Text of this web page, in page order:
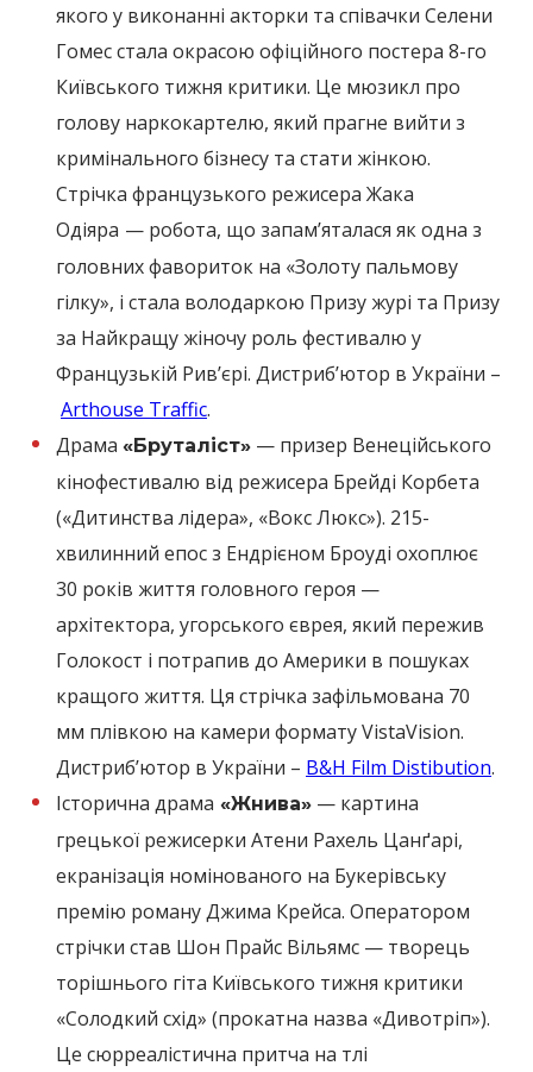
якого у виконанні акторки та співачки Селени
Гомес стала окрасою офіційного постера 8-го
Київського тижня критики. Це мюзикл про
голову наркокартелю, який прагне вийти з
кримінального бізнесу та стати жінкою.
Стрічка французького режисера Жака
Одіяра — робота, що запам’яталася як одна з
головних фавориток на «Золоту пальмову
гілку», і стала володаркою Призу журі та Призу
за Найкращу жіночу роль фестивалю у
Французькій Рив’єрі. Дистрибʼютор в України –
Arthouse Traffic.
Драма «Бруталіст» — призер Венеційського
кінофестивалю від режисера Брейді Корбета
(«Дитинства лідера», «Вокс Люкс»). 215-
хвилинний епос з Ендрієном Броуді охоплює
30 років життя головного героя —
архітектора, угорського єврея, який пережив
Голокост і потрапив до Америки в пошуках
кращого життя. Ця стрічка зафільмована 70
мм плівкою на камери формату VistaVision.
Дистрибʼютор в України – B&H Film Distibution.
Історична драма «Жнива» — картина
грецької режисерки Атени Рахель Цанґарі,
екранізація номінованого на Букерівську
премію роману Джима Крейса. Оператором
стрічки став Шон Прайс Вільямс — творець
торішнього гіта Київського тижня критики
«Солодкий схід» (прокатна назва «Дивотріп»).
Це сюрреалістична притча на тлі